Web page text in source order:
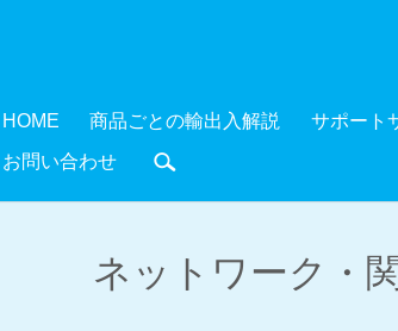
HOME 商品ごとの輸出入解説 サポート
お問い合わせ
ネットワーク・